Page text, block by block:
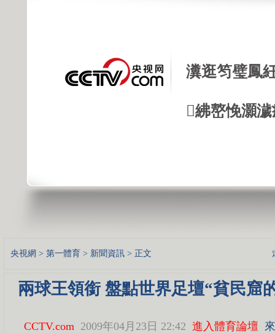
瀵逛笉璧鳳
紼嶅悗灝
央視網 > 第一體育 > 新聞資訊 > 正文
兩球王領銜 盤點世界足壇“貧民窟
CCTV.com 2009年04月23日 22:42 進入體育論壇